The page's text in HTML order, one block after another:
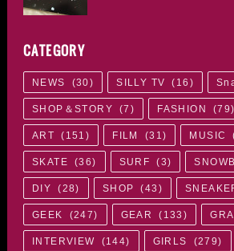
CATEGORY
NEWS (30) SILLY TV ( 16 )
SHOP＆STORY (7 ) FASHION (79)
ART ( 151 ) FILM (31 ) MUSIC
SKATE (36) SURF (3)
DIY (28) SHOP (43 )
GEEK (247) GEAR ( 133 )
INTERVIEW (144) GIRLS (279)